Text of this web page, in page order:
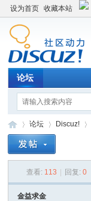
设为首页 收藏本站
论坛
论坛
›
Discuz!
›
查看: 113 回复: 0
金益求金